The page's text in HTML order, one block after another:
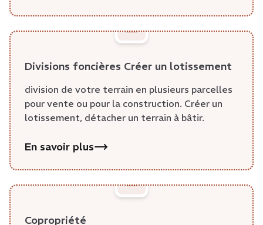
Divisions foncières Créer un lotissement
division de votre terrain en plusieurs parcelles
pour vente ou pour la construction. Créer un
lotissement, détacher un terrain à bâtir.
En savoir plus
Copropriété